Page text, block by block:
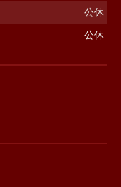
公休
公休